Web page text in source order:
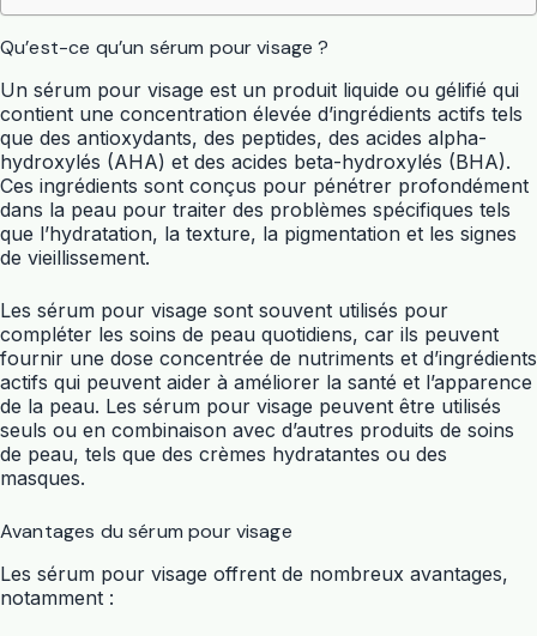
Qu’est-ce qu’un sérum pour visage ?
Un sérum pour visage est un produit liquide ou gélifié qui
contient une concentration élevée d’ingrédients actifs tels
que des antioxydants, des peptides, des acides alpha-
hydroxylés (AHA) et des acides beta-hydroxylés (BHA).
Ces ingrédients sont conçus pour pénétrer profondément
dans la peau pour traiter des problèmes spécifiques tels
que l’hydratation, la texture, la pigmentation et les signes
de vieillissement.
Les sérum pour visage sont souvent utilisés pour
compléter les soins de peau quotidiens, car ils peuvent
fournir une dose concentrée de nutriments et d’ingrédients
actifs qui peuvent aider à améliorer la santé et l’apparence
de la peau. Les sérum pour visage peuvent être utilisés
seuls ou en combinaison avec d’autres produits de soins
de peau, tels que des crèmes hydratantes ou des
masques.
Avantages du sérum pour visage
Les sérum pour visage offrent de nombreux avantages,
notamment :